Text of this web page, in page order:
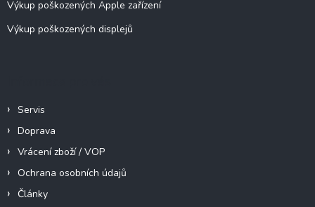
Výkup poškozených Apple zařízení
Výkup poškozených displejů
Servis
Doprava
Vrácení zboží / VOP
Ochrana osobních údajů
Články